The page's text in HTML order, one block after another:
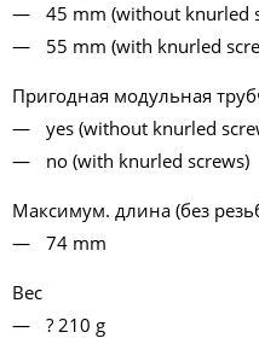
45 mm (without knurled
55 mm (with knurled
Пригодная модульная
yes (without knurled
no (with knurled screws)
Максимум. длина (без
74 mm
Вес
? 210 g